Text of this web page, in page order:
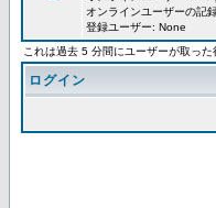
オンラインユーザーの記
登録ユーザー: None
これは過去 5 分間にユーザーが取っ
ログイン